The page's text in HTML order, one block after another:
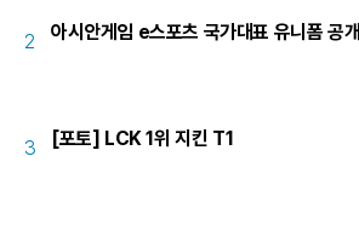
2 아시안게임 e스포츠 국가대표 유니폼 공개
3 [포토] LCK 1위 지킨 T1